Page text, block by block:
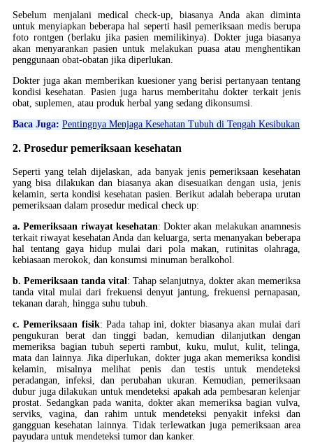
Sebelum menjalani medical check-up, biasanya Anda akan diminta
untuk menyiapkan beberapa hal seperti hasil pemeriksaan medis berupa
foto rontgen (berlaku jika pasien memilikinya). Dokter juga biasanya
akan menyarankan pasien untuk melakukan puasa atau menghentikan
penggunaan obat-obatan jika diperlukan.
Dokter juga akan memberikan kuesioner yang berisi pertanyaan tentang
kondisi kesehatan. Pasien juga harus memberitahu dokter terkait jenis
obat, suplemen, atau produk herbal yang sedang dikonsumsi.
Baca Juga: Pentingnya Menjaga Kesehatan Tubuh di Tengah Kesibukan
2. Prosedur pemeriksaan kesehatan
Seperti yang telah dijelaskan, ada banyak jenis pemeriksaan kesehatan
yang bisa dilakukan dan biasanya akan disesuaikan dengan usia, jenis
kelamin, serta kondisi kesehatan pasien. Berikut adalah beberapa urutan
pemeriksaan dalam prosedur medical check up:
a. Pemeriksaan riwayat kesehatan: Dokter akan melakukan anamnesis
terkait riwayat kesehatan Anda dan keluarga, serta menanyakan beberapa
hal tentang gaya hidup mulai dari pola makan, rutinitas olahraga,
kebiasaan merokok, dan konsumsi minuman beralkohol.
b. Pemeriksaan tanda vital: Tahap selanjutnya, dokter akan memeriksa
tanda vital mulai dari frekuensi denyut jantung, frekuensi pernapasan,
tekanan darah, hingga suhu tubuh.
c. Pemeriksaan fisik: Pada tahap ini, dokter biasanya akan mulai dari
pengukuran berat dan tinggi badan, kemudian dilanjutkan dengan
memeriksa bagian tubuh seperti rambut, kuku, mulut, kulit, telinga,
mata dan lainnya. Jika diperlukan, dokter juga akan memeriksa kondisi
kelamin, misalnya melihat penis dan testis untuk mendeteksi
peradangan, infeksi, dan perubahan ukuran. Kemudian, pemeriksaan
dubur juga dilakukan untuk mendeteksi apakah ada pembesaran kelenjar
prostat. Sedangkan pada wanita, dokter akan memeriksa bagian vulva,
serviks, vagina, dan rahim untuk mendeteksi penyakit infeksi dan
gangguan kesehatan lainnya. Tidak terlewatkan juga pemeriksaan area
payudara untuk mendeteksi tumor dan kanker.